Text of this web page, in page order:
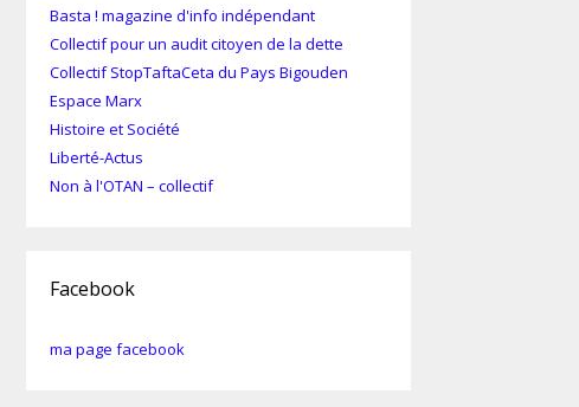
Basta ! magazine d'info indépendant
Collectif pour un audit citoyen de la dette
Collectif StopTaftaCeta du Pays Bigouden
Espace Marx
Histoire et Société
Liberté-Actus
Non à l'OTAN – collectif
Facebook
ma page facebook